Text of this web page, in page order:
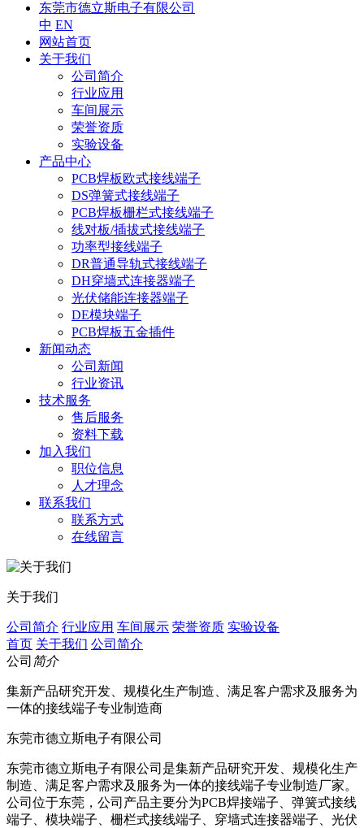
东莞市德立斯电子有限公司
中 EN
网站首页
关于我们
公司简介
行业应用
车间展示
荣誉资质
实验设备
产品中心
PCB焊板欧式接线端子
DS弹簧式接线端子
PCB焊板栅栏式接线端子
线对板/插拔式接线端子
功率型接线端子
DR普通导轨式接线端子
DH穿墙式连接器端子
光伏储能连接器端子
DE模块端子
PCB焊板五金插件
新闻动态
公司新闻
行业资讯
技术服务
售后服务
资料下载
加入我们
职位信息
人才理念
联系我们
联系方式
在线留言
关于我们
公司简介 行业应用 车间展示 荣誉资质 实验设备
首页 关于我们 公司简介
公司 简介
集新产品研究开发、规模化生产制造、满足客户需求及服务为
一体的接线端子专业制造商
东莞市德立斯电子有限公司
东莞市德立斯电子有限公司是集新产品研究开发、规模化生产
制造、满足客户需求及服务为一体的接线端子专业制造厂家。
公司位于东莞，公司产品主要分为PCB焊接端子、弹簧式接线
端子、模块端子、 栅栏式接线端子、穿墙式连接器端子、光伏